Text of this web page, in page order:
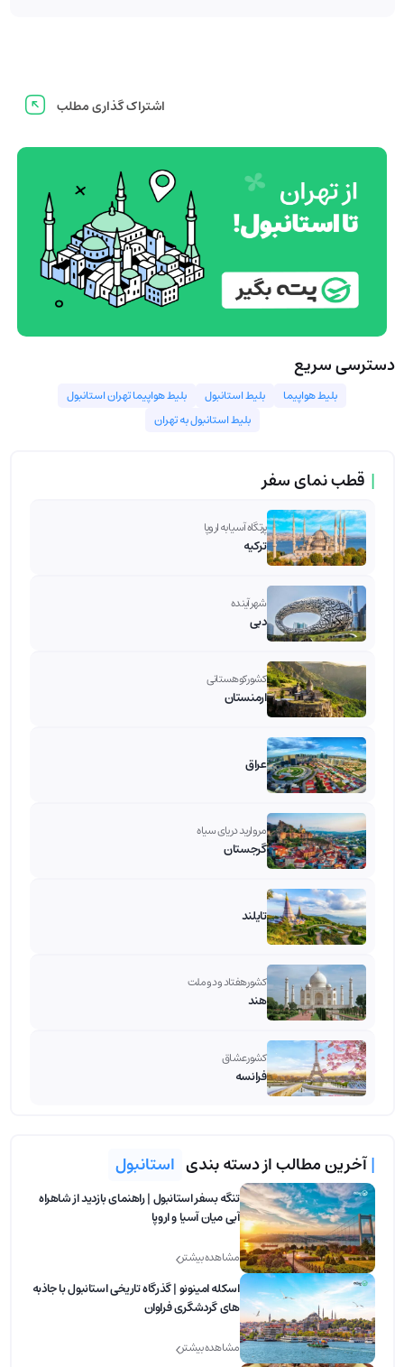
اشتراک گذاری مطلب
دسترسی سریع
بلیط هواپیما بلیط استانبول
بلیط هواپیما تهران استانبول
بلیط استانبول به تهران
| قطب نمای سفر
پرتگاه آسیا به اروپا
ترکیه
شهر آینده
دبی
کشور کوهستانی
ارمنستان
عراق
مروارید دریای سیاه
گرجستان
تایلند
کشور هفتاد و دو ملت
هند
کشور عشاق
فرانسه
|آخرین مطالب از دسته بندی استانبول
تنگه بسفر استانبول | راهنمای بازدید از شاهراه
آبی میان آسیا و اروپا
مشاهده بیشتر
اسکله امینونو | گذرگاه تاریخی استانبول با جاذبه
های گردشگری فراوان
مشاهده بیشتر